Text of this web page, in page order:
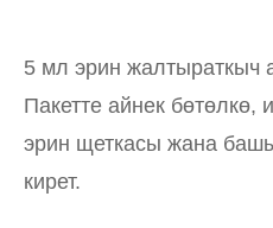
5 мл эрин жалтыраткыч
Пакетте айнек бөтөлкө,
эрин щеткасы жана
кирет.